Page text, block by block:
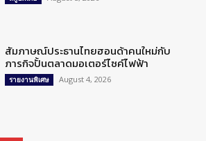
สัมภาษณ์ประธานไทยฮอนด้าคนใหม่กับ
ภารกิจปั้นตลาดมอเตอร์ไซค์ไฟฟ้า
รายงานพิเศษ August 4, 2026